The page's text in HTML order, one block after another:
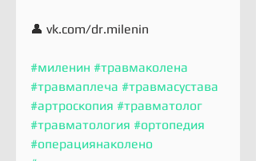
👤 vk.com/dr.milenin
#миленин #травмаколена
#травмаплеча #травмасустава
#артроскопия #травматолог
#травматология #ортопедия
#операциянаколено